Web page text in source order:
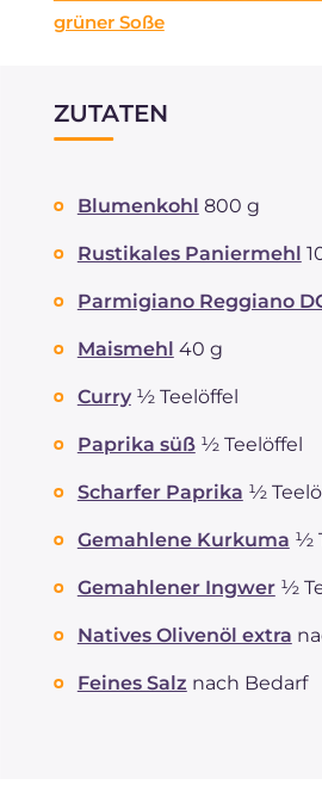
grüner Soße
ZUTATEN
Blumenkohl 800 g
Rustikales Paniermehl
Parmigiano Reggiano
Maismehl 40 g
Curry ½ Teelöffel
Paprika süß ½ Teelöffel
Scharfer Paprika ½
Gemahlene Kurkuma ½
Gemahlener Ingwer ½
Natives Olivenöl extra
Feines Salz nach Bedarf